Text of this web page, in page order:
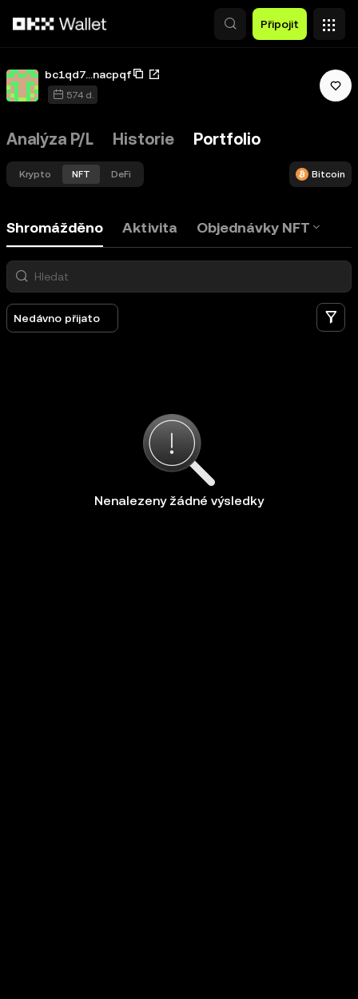
Připojit
bc1qd7...nacpqf
574 d.
Analýza P/L Historie Portfolio
Krypto NFT DeFi Bitcoin
Shromážděno Aktivita Objednávky NFT
Nedávno přijato
Nenalezeny žádné výsledky